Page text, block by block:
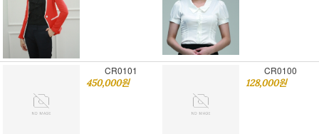
CR0101
450,000원
CR0100
128,000원